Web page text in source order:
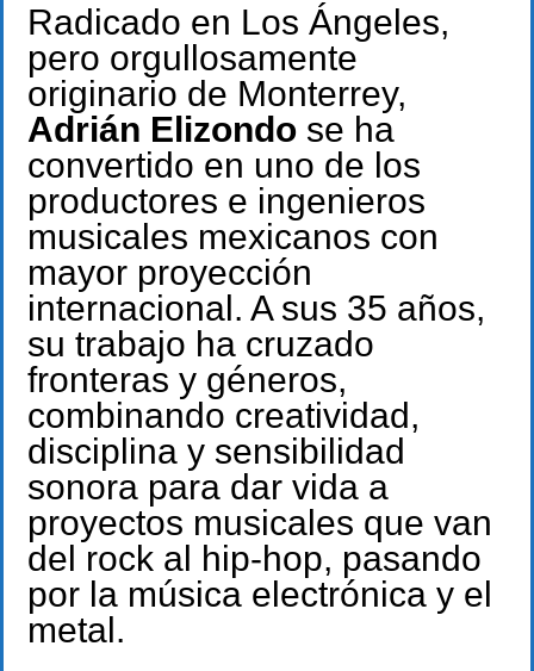
Radicado en Los Ángeles,
pero orgullosamente
originario de Monterrey,
Adrián Elizondo se ha
convertido en uno de los
productores e ingenieros
musicales mexicanos con
mayor proyección
internacional. A sus 35 años,
su trabajo ha cruzado
fronteras y géneros,
combinando creatividad,
disciplina y sensibilidad
sonora para dar vida a
proyectos musicales que van
del rock al hip-hop, pasando
por la música electrónica y el
metal.